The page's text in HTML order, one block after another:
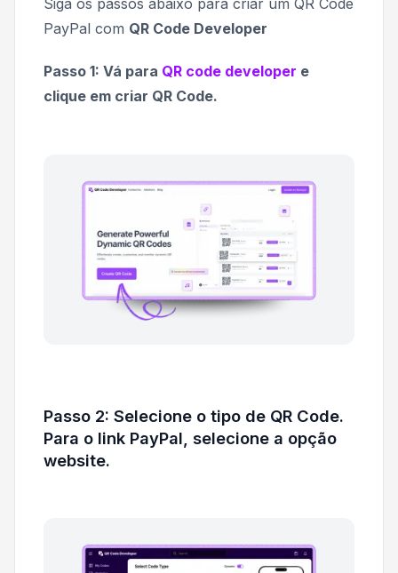
PayPal com QR Code Developer
Passo 1: Vá para QR code developer e
clique em criar QR Code.
Passo 2: Selecione o tipo de QR Code.
Para o link PayPal, selecione a opção
website.